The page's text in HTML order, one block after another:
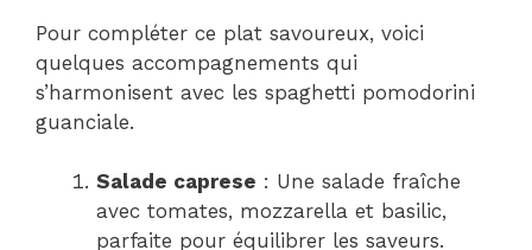
Pour compléter ce plat savoureux, voici
quelques accompagnements qui
s’harmonisent avec les spaghetti pomodorini
guanciale.
Salade caprese : Une salade fraîche
avec tomates, mozzarella et basilic,
parfaite pour équilibrer les saveurs.